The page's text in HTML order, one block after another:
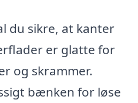
du sikre, at kanter
er glatte for
og skrammer.
bænken for løse